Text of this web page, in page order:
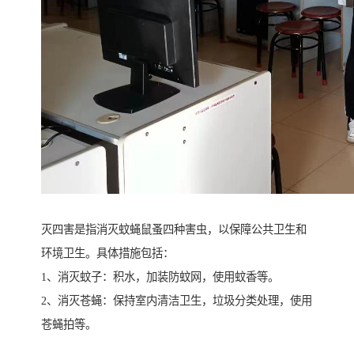
灭四害是指消灭蚊蝇鼠蚤四种害虫，以保障公共卫生和
环境卫生。具体措施包括：
1、消灭蚊子：积水，加装防蚊网，使用蚊香等。
2、消灭苍蝇：保持室内清洁卫生，垃圾分类处理，使用
苍蝇拍等。